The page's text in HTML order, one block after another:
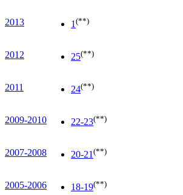
2013 1 (**)
2012 25(**)
2011 24(**)
2009-2010 22-23(**)
2007-2008 20-21 (**)
2005-2006 18-19(**)